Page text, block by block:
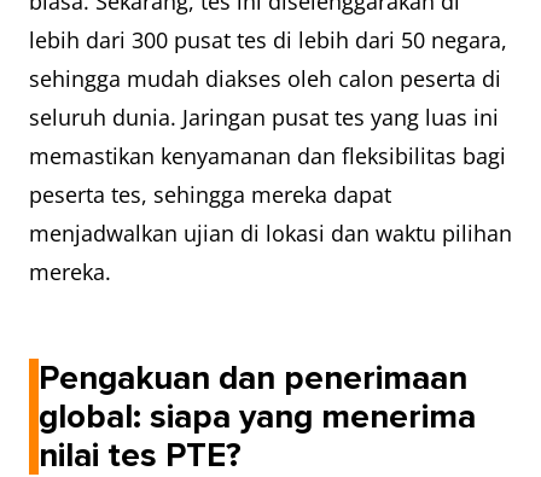
lebih dari 300 pusat tes di lebih dari 50 negara,
sehingga mudah diakses oleh calon peserta di
seluruh dunia. Jaringan pusat tes yang luas ini
memastikan kenyamanan dan fleksibilitas bagi
peserta tes, sehingga mereka dapat
menjadwalkan ujian di lokasi dan waktu pilihan
mereka.
Pengakuan dan penerimaan
global: siapa yang menerima
nilai tes PTE?